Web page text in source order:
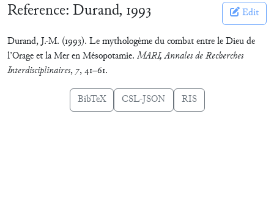
Reference: Durand, 1993 Edit
Durand, J.-M. (1993). Le mythologème du combat entre le Dieu de
l’Orage et la Mer en Mésopotamie. MARI, Annales de Recherches
Interdisciplinaires,7, 41–61.
BibTeX CSL-JSON RIS